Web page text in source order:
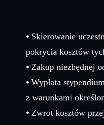
⦁ Skierowanie
pokrycia kosztów
⦁ Zakup niezbędnej
⦁ Wypłata
z warunkami
⦁ Zwrot kosztów